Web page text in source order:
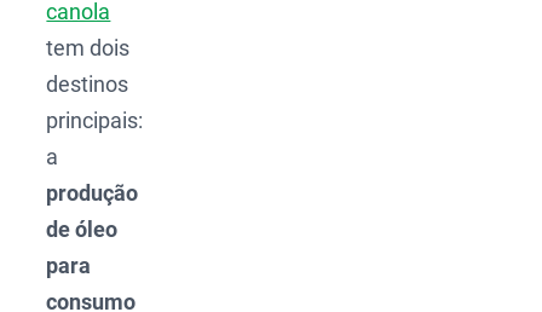
canola
tem dois
destinos
principais:
a
produção
de óleo
para
consumo